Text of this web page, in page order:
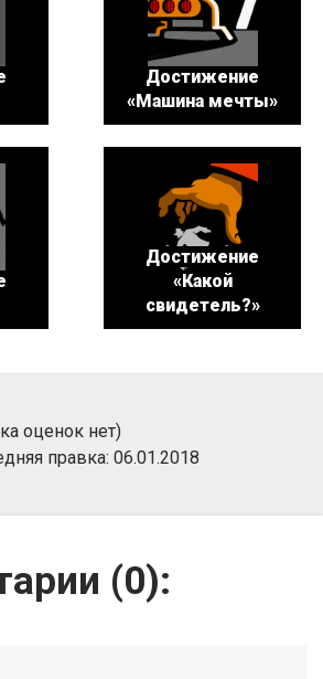
Достижение
«Машина мечты»
Достижение
«Какой
свидетель?»
оценок нет)
правка: 06.01.2018
(0):